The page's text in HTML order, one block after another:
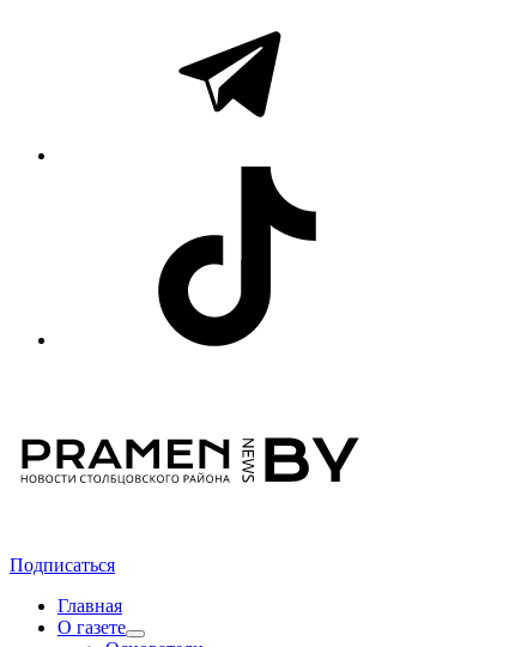
Подписаться
Главная
О газете